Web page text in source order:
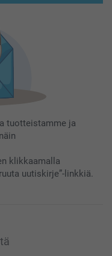
tuotteistamme ja
klikkaamalla
uutiskirje”-linkkiä.